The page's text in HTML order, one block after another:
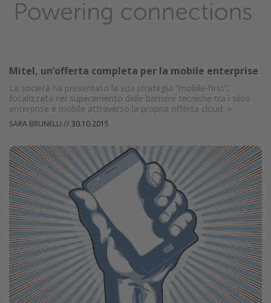
Mitel, un’offerta completa per la mobile enterprise
La società ha presentato la sua strategia “mobile-first”,
focalizzata nel superamento delle barriere tecniche tra i silos
enterprise e mobile attraverso la propria offerta cloud »
SARA BRUNELLI // 30.10.2015